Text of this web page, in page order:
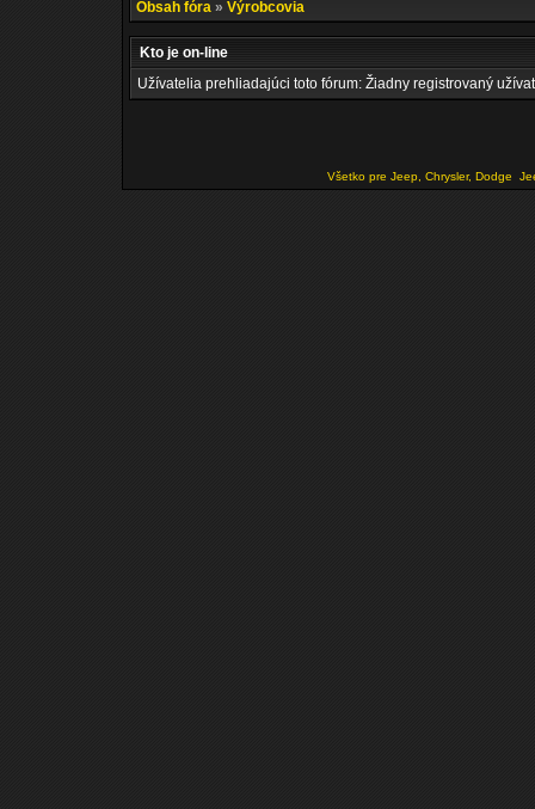
Obsah fóra » Výrobcovia
Kto je on-line
Užívatelia prehliadajúci toto fórum: Žiadny registrovaný
Všetko pre Jeep, Chrysler, Dodge